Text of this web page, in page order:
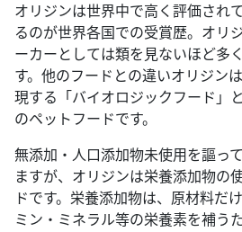
オリジンは世界中で高く評価され
るのが世界各国での受賞歴。オリ
ーカーとしては類を見ないほど多
す。他のフードとの違いオリジン
現する「バイオロジックフード」
のペットフードです。
無添加・人口添加物未使用を謳っ
ますが、オリジンは栄養添加物の
ドです。栄養添加物は、原材料だ
ミン・ミネラル等の栄養素を補う